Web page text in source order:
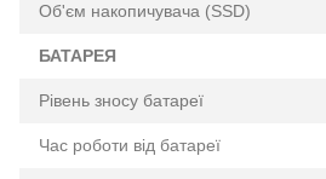
Об'єм накопичувача (SSD)
БАТАРЕЯ
Рівень зносу батареї
Час роботи від батареї